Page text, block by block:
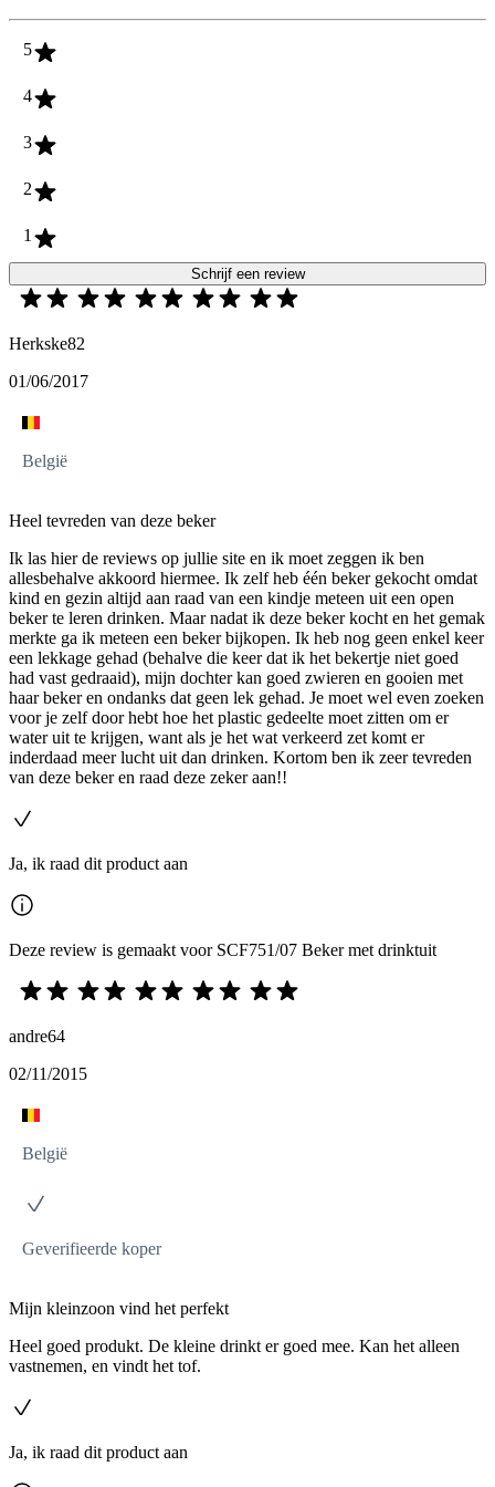
5
4
3
2
1
Schrijf een review
Herkske82
01/06/2017
België
Heel tevreden van deze beker
Ik las hier de reviews op jullie site en ik moet zeggen ik ben
allesbehalve akkoord hiermee. Ik zelf heb één beker gekocht omdat
kind en gezin altijd aan raad van een kindje meteen uit een open
beker te leren drinken. Maar nadat ik deze beker kocht en het gemak
merkte ga ik meteen een beker bijkopen. Ik heb nog geen enkel keer
een lekkage gehad (behalve die keer dat ik het bekertje niet goed
had vast gedraaid), mijn dochter kan goed zwieren en gooien met
haar beker en ondanks dat geen lek gehad. Je moet wel even zoeken
voor je zelf door hebt hoe het plastic gedeelte moet zitten om er
water uit te krijgen, want als je het wat verkeerd zet komt er
inderdaad meer lucht uit dan drinken. Kortom ben ik zeer tevreden
van deze beker en raad deze zeker aan!!
Ja, ik raad dit product aan
Deze review is gemaakt voor SCF751/07 Beker met drinktuit
andre64
02/11/2015
België
Geverifieerde koper
Mijn kleinzoon vind het perfekt
Heel goed produkt. De kleine drinkt er goed mee. Kan het alleen
vastnemen, en vindt het tof.
Ja, ik raad dit product aan